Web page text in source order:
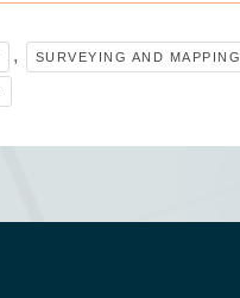
, SURVEYING AND MAPPING